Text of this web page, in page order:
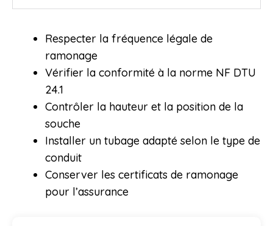
Respecter la fréquence légale de
ramonage
Vérifier la conformité à la norme NF DTU
24.1
Contrôler la hauteur et la position de la
souche
Installer un tubage adapté selon le type de
conduit
Conserver les certificats de ramonage
pour l’assurance